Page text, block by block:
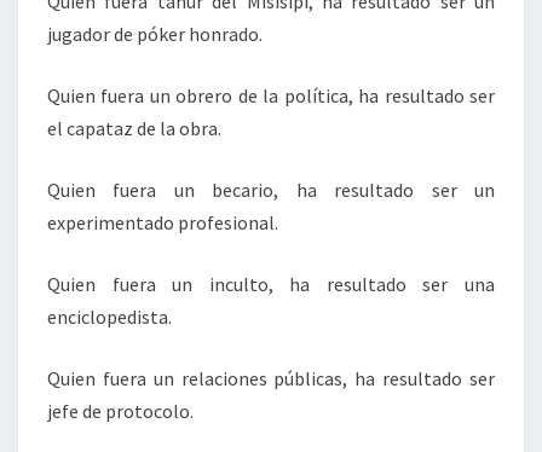
jugador de póker honrado.
Quien fuera un obrero de la política, ha resultado ser
el capataz de la obra.
Quien fuera un becario, ha resultado ser un
experimentado profesional.
Quien fuera un inculto, ha resultado ser una
enciclopedista.
Quien fuera un relaciones públicas, ha resultado ser
jefe de protocolo.